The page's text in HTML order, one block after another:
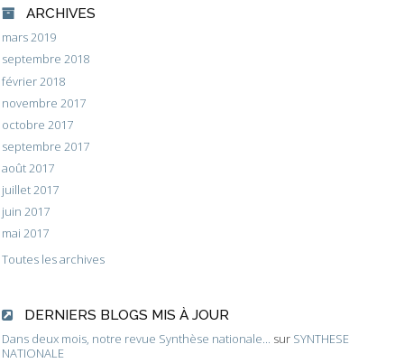
ARCHIVES
mars 2019
septembre 2018
février 2018
novembre 2017
octobre 2017
septembre 2017
août 2017
juillet 2017
juin 2017
mai 2017
Toutes les archives
DERNIERS BLOGS MIS À JOUR
Dans deux mois, notre revue Synthèse nationale... sur SYNTHESE
NATIONALE